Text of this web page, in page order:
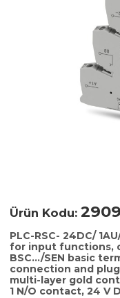
Ürün Kodu:
PLC-RSC- 24DC/
for input functions,
BSC.../SEN basic
connection and
multi-layer gold
1 N/O contact, 24 V